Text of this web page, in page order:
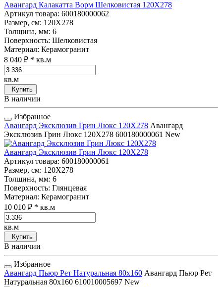
Авангард Калакатта Ворм Шелковистая 120Х278
Артикул товара: 600180000062
Размер, см: 120Х278
Толщина, мм: 6
Поверхность: Шелковистая
Материал: Керамогранит
8 040 ₽ * кв.м
кв.м
Купить
В наличии
Избранное
Авангард Эксклюзив Грин Люкс 120Х278 Авангард
Эксклюзив Грин Люкс 120Х278 600180000061 New
Авангард Эксклюзив Грин Люкс 120Х278
Артикул товара: 600180000061
Размер, см: 120Х278
Толщина, мм: 6
Поверхность: Глянцевая
Материал: Керамогранит
10 010 ₽ * кв.м
кв.м
Купить
В наличии
Избранное
Авангард Пьюр Рет Натуральная 80x160 Авангард Пьюр Рет
Натуральная 80x160 610010005697 New